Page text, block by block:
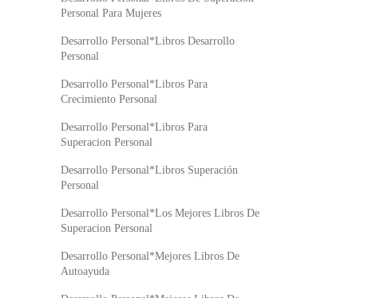
Personal Para Mujeres
Desarrollo Personal*Libros Desarrollo
Personal
Desarrollo Personal*Libros Para
Crecimiento Personal
Desarrollo Personal*Libros Para
Superacion Personal
Desarrollo Personal*Libros Superación
Personal
Desarrollo Personal*Los Mejores Libros De
Superacion Personal
Desarrollo Personal*Mejores Libros De
Autoayuda